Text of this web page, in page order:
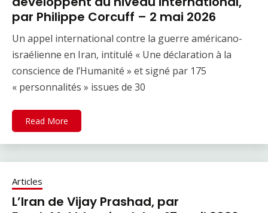
par Philippe Corcuff – 2 mai 2026
Un appel international contre la guerre américano-
israélienne en Iran, intitulé « Une déclaration à la
conscience de l’Humanité » et signé par 175
« personnalités » issues de 30
Read More
Articles
L’Iran de Vijay Prashad, par